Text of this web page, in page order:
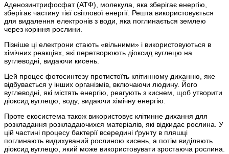
Аденозинтрифосфат (АТФ), молекула, яка зберігає енергію,
зберігає частину тієї світлової енергії. Решта використовується
для видалення електронів з води, яка поглинається землею
через коріння рослини.
Пізніше ці електрони стають «вільними» і використовуються в
хімічних реакціях, які перетворюють діоксид вуглецю на
вуглеводні, видаючи кисень.
Цей процес фотосинтезу протистоїть клітинному диханню, яке
відбувається у інших організмів, включаючи людину. Його
вуглеводні, які містять енергію, реагують з киснем, щоб утворити
діоксид вуглецю, воду, видаючи хімічну енергію.
Проте екосистема також використовує клітинне дихання для
розкладання розкладаючихся матеріалів, які відкидає рослина. У
цій частині процесу бактерії всередині ґрунту в пляшці
поглинають видихуваний рослиною кисень, а потім виділяють
діоксид вуглецю, який може використовувати зростаюча рослина.